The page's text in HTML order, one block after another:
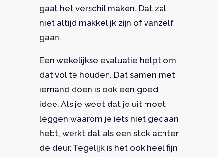
gaat het verschil maken. Dat zal
niet altijd makkelijk zijn of vanzelf
gaan.
Een wekelijkse evaluatie helpt om
dat vol te houden. Dat samen met
iemand doen is ook een goed
idee. Als je weet dat je uit moet
leggen waarom je iets niet gedaan
hebt, werkt dat als een stok achter
de deur. Tegelijk is het ook heel fijn